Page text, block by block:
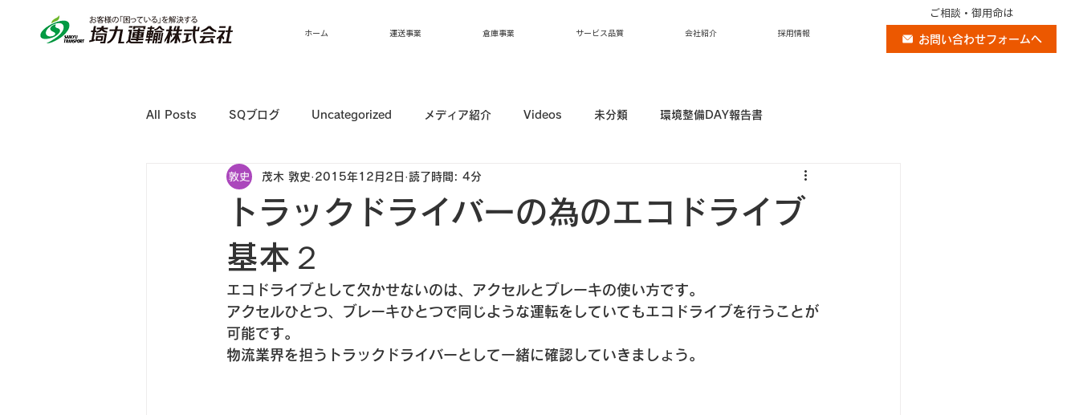
ホーム 運送事業 倉庫事業 サービス品質 会社紹介 採用情報
ご相談・御用命は
お問い合わせフォームへ
All Posts SQブログ Uncategorized メディア紹介 Videos 未分類 環境整備DAY報告書
トラックドライバーの為のエコドライブ
基本２
茂木 敦史 2015年12月2日 読了時間: 4分
エコドライブとして欠かせないのは、アクセルとブレーキの使い方です。
アクセルひとつ、ブレーキひとつで同じような運転をしていてもエコドライブを行うことが
可能です。
物流業界を担うトラックドライバーとして一緒に確認していきましょう。